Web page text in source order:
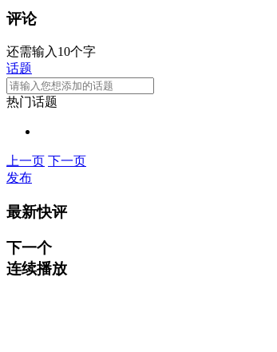
评论
还需输入10个字
话题
热门话题
上一页 下一页
发布
最新快评
下一个
连续播放